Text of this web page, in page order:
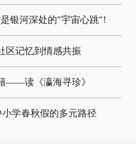
银河深处的"宇宙心跳"!
区记忆到情感共振
——读《瀛海寻珍》
学春秋假的多元路径